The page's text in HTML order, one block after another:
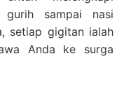
gurih sampai nasi
setiap gigitan ialah
Anda ke surga